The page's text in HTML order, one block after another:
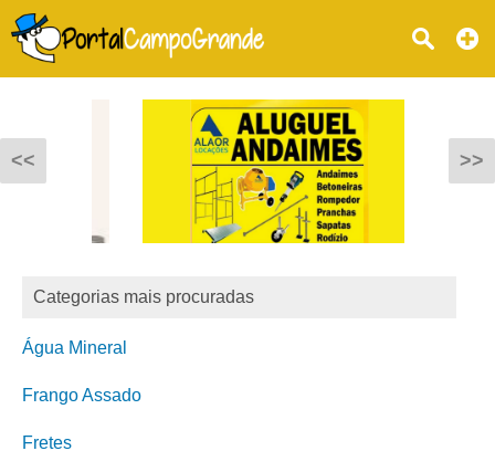
<< >>
Categorias mais procuradas
Água Mineral
Frango Assado
Fretes